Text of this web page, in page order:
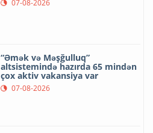
07-08-2026
“Əmək və Məşğulluq”
altsistemində hazırda 65 mindən
çox aktiv vakansiya var
07-08-2026